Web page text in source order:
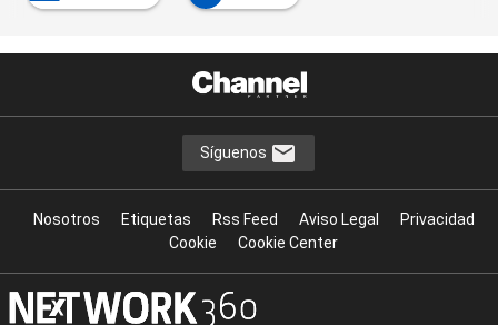
Síguenos
Nosotros Etiquetas Rss Feed Aviso Legal
Privacidad
Cookie
Cookie Center